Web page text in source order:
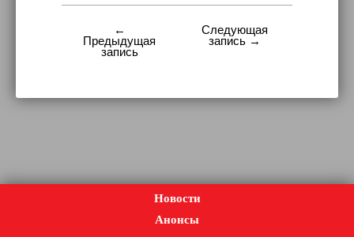
Навигация←
Предыдущая
запись
Следующая
запись →
Новости
Анонсы